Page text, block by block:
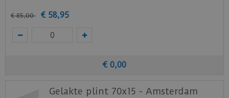
€ 85,00 € 58,95
€ 0,00
Gelakte plint 70x15 - Amsterdam